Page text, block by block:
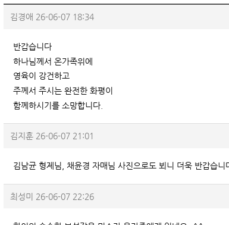
김경애 26-06-07 18:34
반갑습니다
하나님께서 온가족위에
영육이 강건하고
주께서 주시는 완전한 화평이
함께하시기를 소망합니다.
김지훈 26-06-07 21:01
김남균 형제님, 채윤경 자매님 사진으로도 뵈니 더욱 반갑습
최성미 26-06-07 22:26